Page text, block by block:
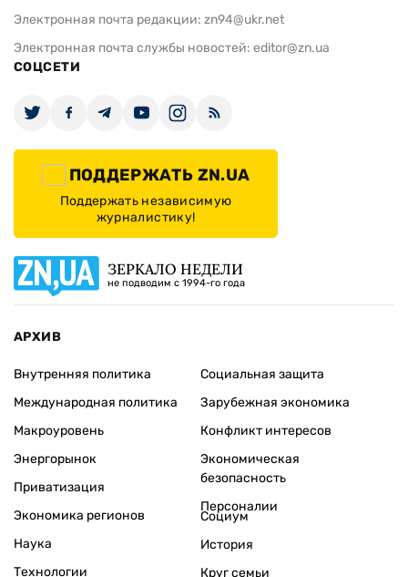
Электронная почта редакции: zn94@ukr.net
Электронная почта службы новостей: editor@zn.ua
СОЦСЕТИ
ПОДДЕРЖАТЬ ZN.UA
Поддержать независимую
журналистику!
ЗЕРКАЛО НЕДЕЛИ
не подводим с 1994-го года
АРХИВ
Внутренняя политика
Международная политика
Макроуровень
Энергорынок
Приватизация
Экономика регионов
Социальная защита
Зарубежная экономика
Конфликт интересов
Экономическая
безопасность
Персоналии
Наука
Технологии
Социум
История
Круг семьи